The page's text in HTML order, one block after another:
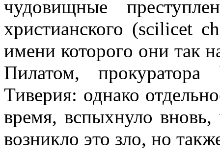
чудовищные
христианского (scilicet
имени которого они так
Пилатом,
Тиверия: однако
время, вспыхнуло
возникло это зло, но